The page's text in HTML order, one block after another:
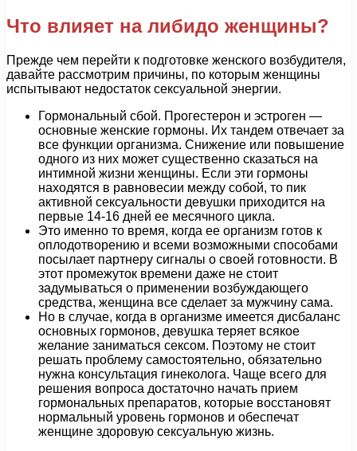
Что влияет на либидо женщины?
Прежде чем перейти к подготовке женского возбудителя,
давайте рассмотрим причины, по которым женщины
испытывают недостаток сексуальной энергии.
Гормональный сбой. Прогестерон и эстроген —
основные женские гормоны. Их тандем отвечает за
все функции организма. Снижение или повышение
одного из них может существенно сказаться на
интимной жизни женщины. Если эти гормоны
находятся в равновесии между собой, то пик
активной сексуальности девушки приходится на
первые 14-16 дней ее месячного цикла.
Это именно то время, когда ее организм готов к
оплодотворению и всеми возможными способами
посылает партнеру сигналы о своей готовности. В
этот промежуток времени даже не стоит
задумываться о применении возбуждающего
средства, женщина все сделает за мужчину сама.
Но в случае, когда в организме имеется дисбаланс
основных гормонов, девушка теряет всякое
желание заниматься сексом. Поэтому не стоит
решать проблему самостоятельно, обязательно
нужна консультация гинеколога. Чаще всего для
решения вопроса достаточно начать прием
гормональных препаратов, которые восстановят
нормальный уровень гормонов и обеспечат
женщине здоровую сексуальную жизнь.